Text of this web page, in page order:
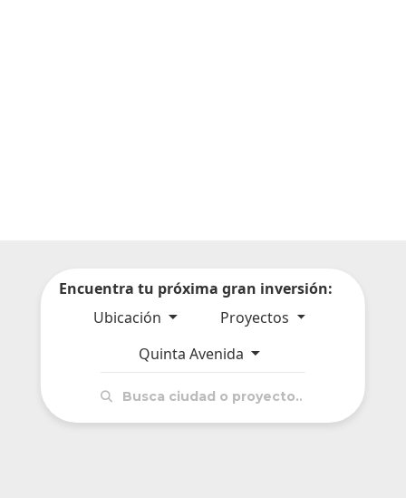
Encuentra tu próxima gran inversión:
Ubicación
Proyectos
Quinta Avenida